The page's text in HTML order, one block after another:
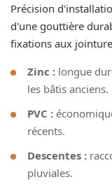
Précision
d'une gouttière
fixations aux
Zinc : longue
les bâtis anciens.
PVC :
récents.
Descentes :
pluviales.